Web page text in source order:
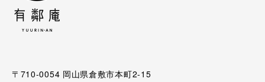
〒710-0054 岡山県倉敷市本町2-15